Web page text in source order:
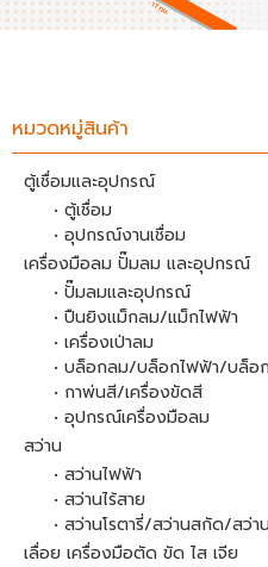
หมวดหมู่สินค้า
ตู้เชื่อมและอุปกรณ์
• ตู้เชื่อม
• อุปกรณ์งานเชื่อม
เครื่องมือลม ปั๊มลม และอุปกรณ์
• ปั๊มลมและอุปกรณ์
• ปืนยิงแม็กลม/แม็กไฟฟ้า
• เครื่องเป่าลม
• บล็อกลม/บล็อกไฟฟ้า/บล็อ
• กาพ่นสี/เครื่องขัดสี
• อุปกรณ์เครื่องมือลม
สว่าน
• สว่านไฟฟ้า
• สว่านไร้สาย
• สว่านโรตารี่/สว่านสกัด/สว่า
เลื่อย เครื่องมือตัด ขัด ไส เจีย